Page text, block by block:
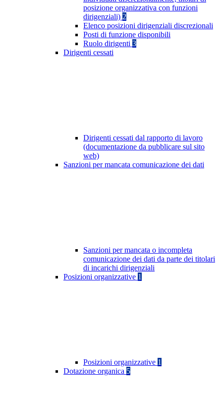
posizione organizzativa con funzioni
dirigenziali) 2
Elenco posizioni dirigenziali discrezionali
Posti di funzione disponibili
Ruolo dirigenti 3
Dirigenti cessati
Dirigenti cessati dal rapporto di lavoro
(documentazione da pubblicare sul sito
web)
Sanzioni per mancata comunicazione dei dati
Sanzioni per mancata o incompleta
comunicazione dei dati da parte dei titolari
di incarichi dirigenziali
Posizioni organizzative 1
Posizioni organizzative 1
Dotazione organica 5